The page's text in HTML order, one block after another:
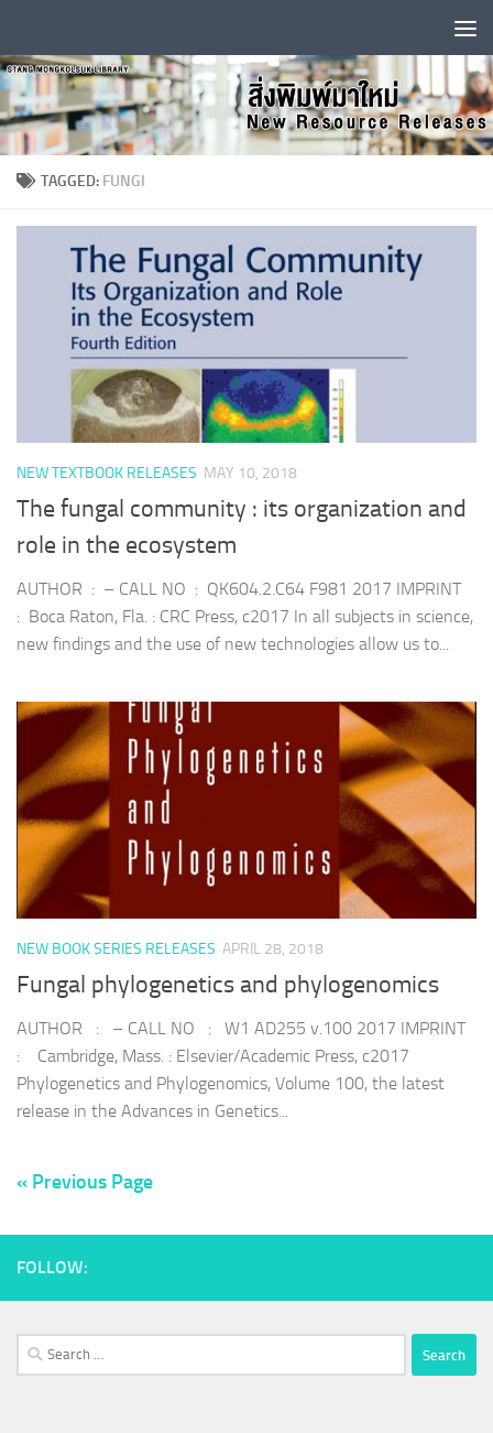
TAGGED: FUNGI
NEW TEXTBOOK RELEASES MAY 10, 2018
The fungal community : its organization and
role in the ecosystem
AUTHOR : – CALL NO : QK604.2.C64 F981 2017 IMPRINT
: Boca Raton, Fla. : CRC Press, c2017 In all subjects in science,
new findings and the use of new technologies allow us to...
NEW BOOK SERIES RELEASES APRIL 28, 2018
Fungal phylogenetics and phylogenomics
AUTHOR : – CALL NO : W1 AD255 v.100 2017 IMPRINT
: Cambridge, Mass. : Elsevier/Academic Press, c2017
Phylogenetics and Phylogenomics, Volume 100, the latest
release in the Advances in Genetics...
« Previous Page
FOLLOW:
Search
for: